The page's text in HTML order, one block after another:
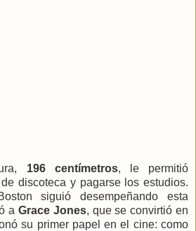
196 centímetros, le permitió
discoteca y pagarse los estudios.
siguió desempeñando esta
a Grace Jones, que se convirtió en
su primer papel en el cine: como